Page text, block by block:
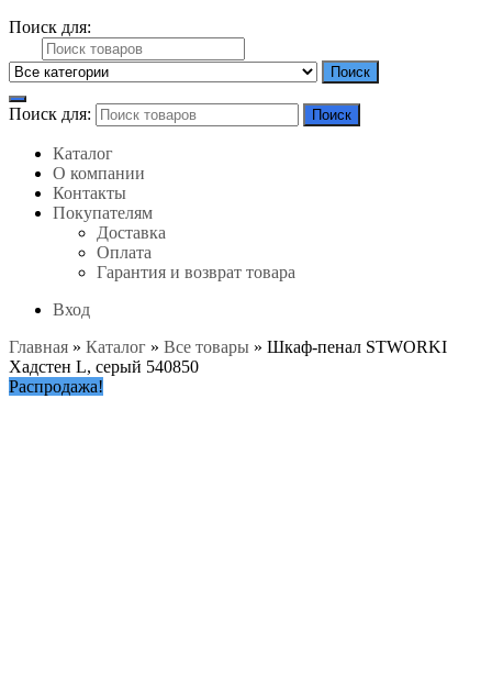
Поиск для:
Поиск
Поиск для: Поиск
Каталог
О компании
Контакты
Покупателям
Доставка
Оплата
Гарантия и возврат товара
Вход
Главная » Каталог » Все товары » Шкаф-пенал STWORKI
Хадстен L, серый 540850
Распродажа!